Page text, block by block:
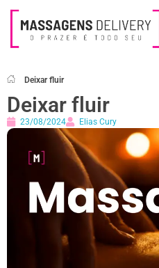
Deixar fluir
Deixar fluir
23/08/2024 Elias Cury